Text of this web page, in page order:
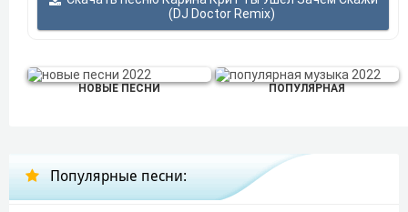
(DJ Doctor Remix)
НОВЫЕ ПЕСНИ ПОПУЛЯРНАЯ
Популярные песни: